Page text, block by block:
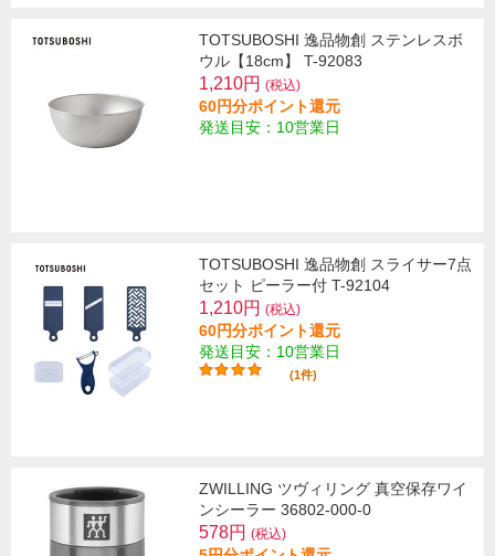
TOTSUBOSHI 逸品物創 ステンレスボ
ウル【18cm】 T-92083
1,210円 (税込)
60円分ポイント還元
発送目安：10営業日
TOTSUBOSHI 逸品物創 スライサー7点
セット ピーラー付 T-92104
1,210円 (税込)
60円分ポイント還元
発送目安：10営業日
(1件)
ZWILLING ツヴィリング 真空保存ワイ
ンシーラー 36802-000-0
578円 (税込)